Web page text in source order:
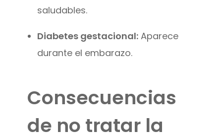
saludables.
Diabetes gestacional:Aparece
durante el embarazo.
Consecuencias
de no tratar la